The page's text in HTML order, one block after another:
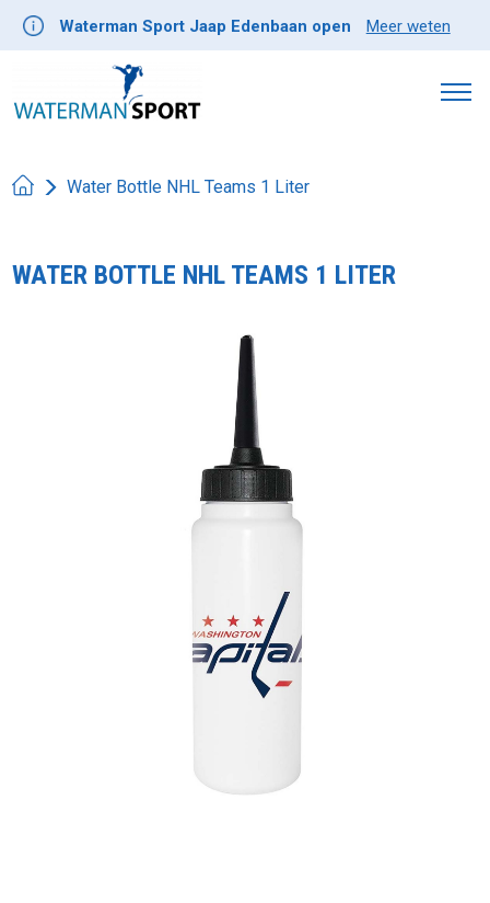
Waterman Sport Jaap Edenbaan open Meer weten
Water Bottle NHL Teams 1 Liter
WATER BOTTLE NHL TEAMS 1 LITER
Product image slideshow Items